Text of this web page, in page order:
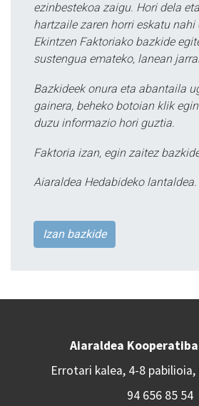
ezinbestekoa zaigu. Hori dela
hartzaile zaren horri eskatu
Ekintzen Faktoriako bazkide
sustengua emateko, lanean
Bazkideek onura eta abantaila
gainera, beheko botoian klik
duzu informazio hori guztia.
Faktoria izan, egin zaitez
Aiaraldea Hedabideko lantaldea.
Izan bazkide
Aiaraldea
Errotari kalea, 4-8 pabilioia,
94 656 85 54